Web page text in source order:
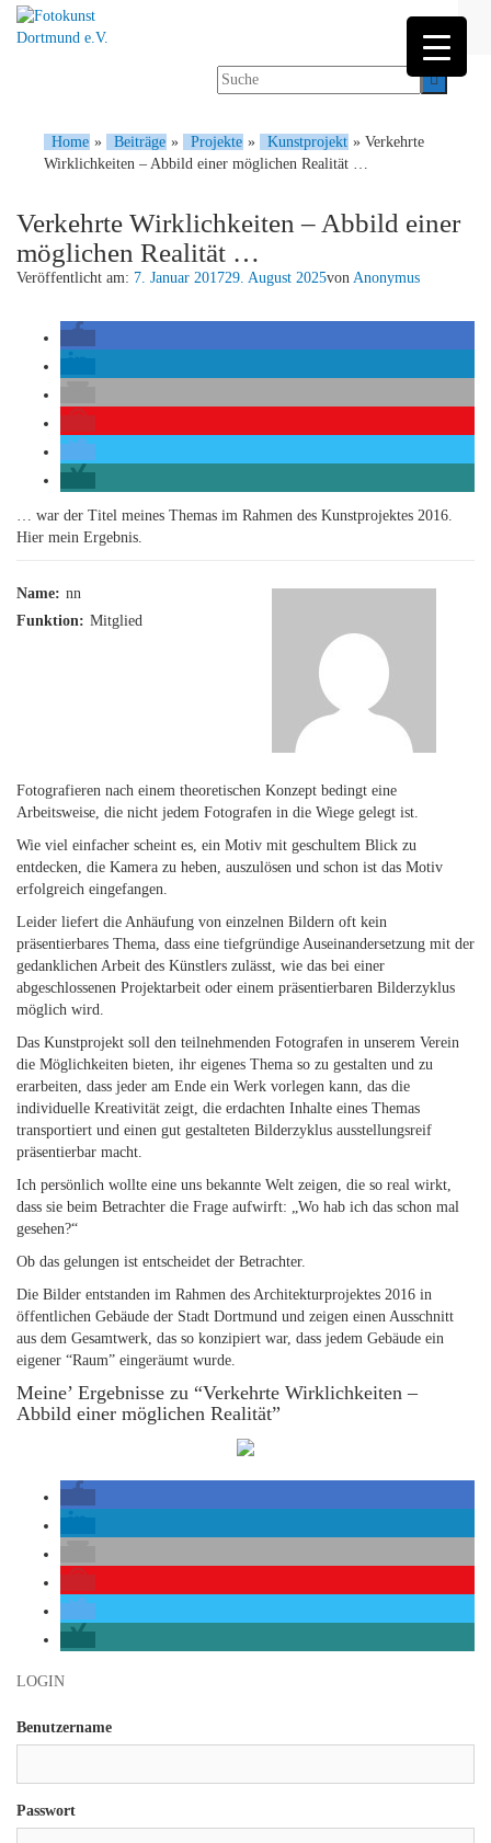
Home » Beiträge » Projekte » Kunstprojekt »Verkehrte
Wirklichkeiten – Abbild einer möglichen Realität …
Verkehrte Wirklichkeiten – Abbild einer
möglichen Realität …
Veröffentlicht am: 7. Januar 201729. August 2025von Anonymus
… war der Titel meines Themas im Rahmen des Kunstprojektes 2016.
Hier mein Ergebnis.
Name: nn
Funktion: Mitglied
Fotografieren nach einem theoretischen Konzept bedingt eine
Arbeitsweise, die nicht jedem Fotografen in die Wiege gelegt ist.
Wie viel einfacher scheint es, ein Motiv mit geschultem Blick zu
entdecken, die Kamera zu heben, auszulösen und schon ist das Motiv
erfolgreich eingefangen.
Leider liefert die Anhäufung von einzelnen Bildern oft kein
präsentierbares Thema, dass eine tiefgründige Auseinandersetzung mit der
gedanklichen Arbeit des Künstlers zulässt, wie das bei einer
abgeschlossenen Projektarbeit oder einem präsentierbaren Bilderzyklus
möglich wird.
Das Kunstprojekt soll den teilnehmenden Fotografen in unserem Verein
die Möglichkeiten bieten, ihr eigenes Thema so zu gestalten und zu
erarbeiten, dass jeder am Ende ein Werk vorlegen kann, das die
individuelle Kreativität zeigt, die erdachten Inhalte eines Themas
transportiert und einen gut gestalteten Bilderzyklus ausstellungsreif
präsentierbar macht.
Ich persönlich wollte eine uns bekannte Welt zeigen, die so real wirkt,
dass sie beim Betrachter die Frage aufwirft: „Wo hab ich das schon mal
gesehen?“
Ob das gelungen ist entscheidet der Betrachter.
Die Bilder entstanden im Rahmen des Architekturprojektes 2016 in
öffentlichen Gebäude der Stadt Dortmund und zeigen einen Ausschnitt
aus dem Gesamtwerk, das so konzipiert war, dass jedem Gebäude ein
eigener “Raum” eingeräumt wurde.
Meine’ Ergebnisse zu “Verkehrte Wirklichkeiten –
Abbild einer möglichen Realität”
Beitrags-
LOGIN
Benutzername
Passwort